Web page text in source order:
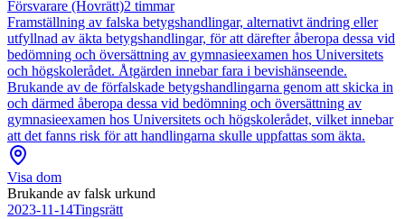
Försvarare (Hovrätt)2 timmar
Framställning av falska betygshandlingar, alternativt ändring eller
utfyllnad av äkta betygshandlingar, för att därefter åberopa dessa vid
bedömning och översättning av gymnasieexamen hos Universitets
och högskolerådet. Åtgärden innebar fara i bevishänseende.
Brukande av de förfalskade betygshandlingarna genom att skicka in
och därmed åberopa dessa vid bedömning och översättning av
gymnasieexamen hos Universitets och högskolerådet, vilket innebar
att det fanns risk för att handlingarna skulle uppfattas som äkta.
Visa dom
Brukande av falsk urkund
2023-11-14Tingsrätt